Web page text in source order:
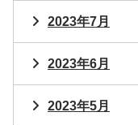
2023年7月
2023年6月
2023年5月